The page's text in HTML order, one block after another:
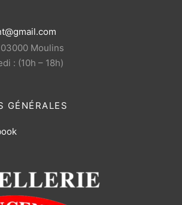
Moulins
: (10h – 18h)
GÉNÉRALES